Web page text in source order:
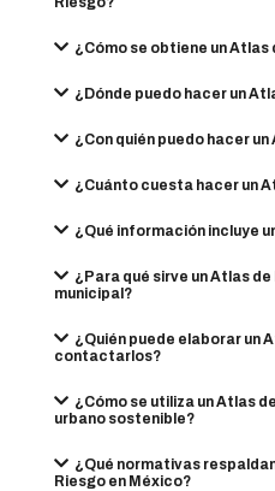
¿Cómo se obtiene un Atlas
¿Dónde puedo hacer un
¿Con quién puedo hacer
¿Cuánto cuesta hacer un
¿Qué información incluye
¿Para qué sirve un Atlas
municipal?
¿Quién puede elaborar un
contactarlos?
¿Cómo se utiliza un Atlas
urbano sostenible?
¿Qué normativas
Riesgo en México?